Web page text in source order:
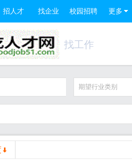
招人才 找企业 校园招聘 更多
找工作
期望行业类别